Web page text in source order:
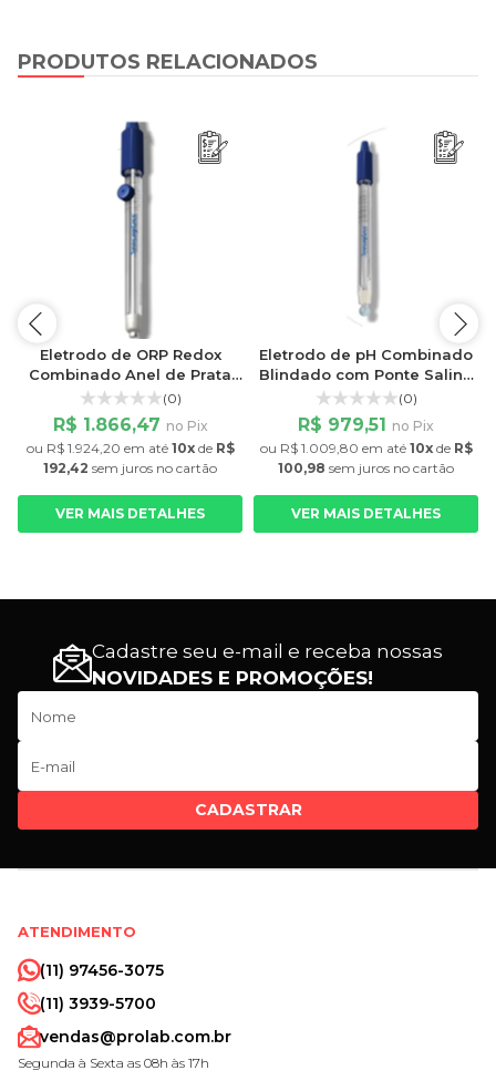
PRODUTOS RELACIONADOS
Eletrodo de ORP Redox
Combinado Anel de Prata
Recarregável Sensoglass
SRR09R
(0)
R$ 1.866,47 no Pix
ou R$ 1.924,20 em até 10xde R$
192,42 sem juros no cartão
VER MAIS DETALHES
Eletrodo de pH Combinado
Blindado com Ponte Salina
S
(0)
R$ 979,51
no Pix
ou R$ 1.009,80 em até 10xde R$
100,98 sem juros no cartão
VER MAIS DETALHES
Cadastre seu e-mail e receba nossas
NOVIDADES E PROMOÇÕES!
CADASTRAR
ATENDIMENTO
(11) 97456-3075
(11) 3939-5700
vendas@prolab.com.br
Segunda à Sexta as 08h às 17h